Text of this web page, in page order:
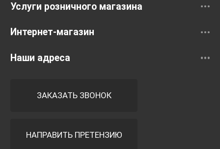
Услуги розничного магазина
Интернет-магазин
Наши адреса
ЗАКАЗАТЬ ЗВОНОК
НАПРАВИТЬ ПРЕТЕНЗИЮ